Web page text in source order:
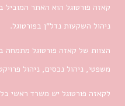
קאזה פורטוגל הוא האתר המוביל
ניהול השקעות נדל”ן בפורטוגל.
הצוות של קאזה פורטוגל מתמחה
משפטי, ניהול נכסים, ניהול
לקאזה פורטוגל יש משרד ראשי